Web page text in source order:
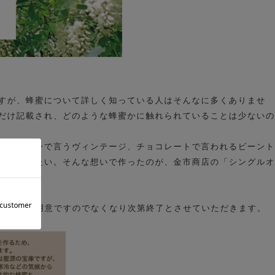
、蜂蜜について詳しく知っている人はそんなに多くありませ
記載され、どのような蜂蜜かに触れられていることは少ないの
ワインで言うヴィンテージ、チョコレートで言われるビーント
えしたい。そんな想いで作ったのが、金市商店の「シングルオ
のご用意ですのでなくなり次第終了とさせていただきます。